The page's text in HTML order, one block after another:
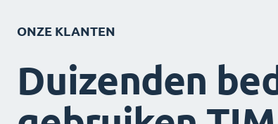
ONZE KLANTEN
Duizenden